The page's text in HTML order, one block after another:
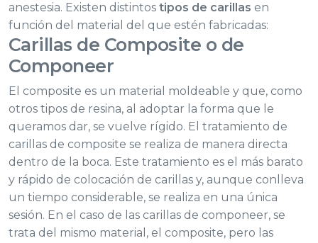
anestesia. Existen distintos tipos de carillas en
función del material del que estén fabricadas:
Carillas de Composite o de
Componeer
El composite es un material moldeable y que, como
otros tipos de resina, al adoptar la forma que le
queramos dar, se vuelve rígido. El tratamiento de
carillas de composite se realiza de manera directa
dentro de la boca. Este tratamiento es el más barato
y rápido de colocación de carillas y, aunque conlleva
un tiempo considerable, se realiza en una única
sesión. En el caso de las carillas de componeer, se
trata del mismo material, el composite, pero las